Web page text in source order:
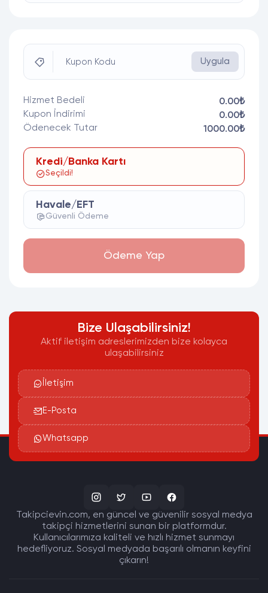
Kupon Kodu Uygula
Hizmet Bedeli
0.00₺
Kupon İndirimi
0.00₺
Ödenecek Tutar
1000.00₺
Kredi/Banka Kartı
Seçildi!
Havale/EFT
Güvenli Ödeme
Ödeme Yap
Bize Ulaşabilirsiniz!
Aktif iletişim adreslerimizden bize kolayca
ulaşabilirsiniz
İletişim
E-Posta
Whatsapp
Takipcievin.com, en güncel ve güvenilir sosyal medya
takipçi hizmetlerini sunan bir platformdur.
Kullanıcılarımıza kaliteli ve hızlı hizmet sunmayı
hedefliyoruz. Sosyal medyada başarılı olmanın keyfini
çıkarın!